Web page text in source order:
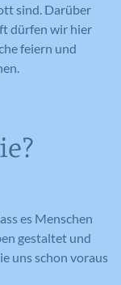
sind. Darüber
dürfen wir hier
feiern und
es Menschen
gestaltet und
uns schon voraus